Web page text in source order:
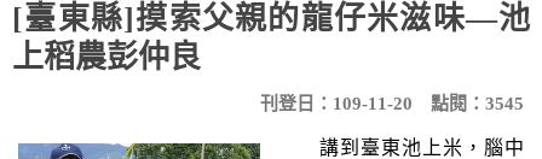
[臺東縣]摸索父親的龍仔米滋味—池
上稻農彭仲良
刊登日：109-11-20 點閱：3545
講到臺東池上米，腦中